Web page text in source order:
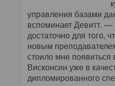
управления базами
вспоминает Девитт. —
достаточно для того,
новым
стоило мне появиться
Висконсин уже в
дипломированного